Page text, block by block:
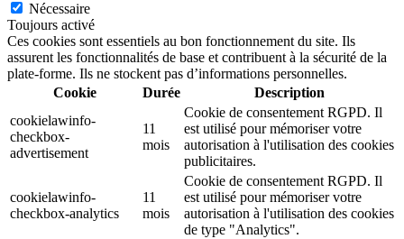
Nécessaire
Toujours activé
Ces cookies sont essentiels au bon fonctionnement du site. Ils
assurent les fonctionnalités de base et contribuent à la sécurité de la
plate-forme. Ils ne stockent pas d’informations personnelles.
Cookie
Durée
Description
cookielawinfo-
checkbox-
advertisement
11
mois
Cookie de consentement RGPD. Il
est utilisé pour mémoriser votre
autorisation à l'utilisation des cookies
publicitaires.
cookielawinfo-
checkbox-analytics
11
mois
Cookie de consentement RGPD. Il
est utilisé pour mémoriser votre
autorisation à l'utilisation des cookies
de type "Analytics".